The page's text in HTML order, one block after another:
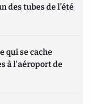
des tubes de l’été
qui se cache
à l'aéroport de